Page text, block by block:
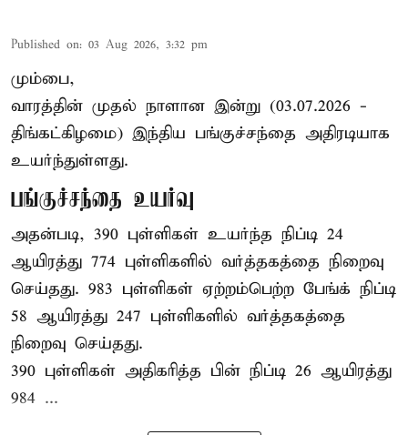
Published on: 03 Aug 2026, 3:32 pm
மும்பை,
வாரத்தின் முதல் நாளான இன்று (03.07.2026 -
திங்கட்கிழமை) இந்திய பங்குச்சந்தை அதிரடியாக
உயர்ந்துள்ளது.
பங்குச்சந்தை உயர்வு
அதன்படி, 390 புள்ளிகள் உயர்ந்த நிப்டி 24
ஆயிரத்து 774 புள்ளிகளில் வர்த்தகத்தை நிறைவு
செய்தது. 983 புள்ளிகள் ஏற்றம்பெற்ற பேங்க் நிப்டி
58 ஆயிரத்து 247 புள்ளிகளில் வர்த்தகத்தை
நிறைவு செய்தது.
390 புள்ளிகள் அதிகரித்த பின் நிப்டி 26 ஆயிரத்து
984 ...